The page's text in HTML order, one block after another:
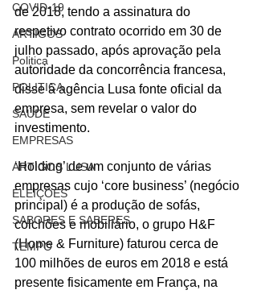
COVID-19
ARTIGOS
Politica
POLITICA
SAÚDE
EMPRESAS
ARTIGOS LUSA
ELEIÇÕES
SABORES E SABERES
TEMPO
de 2018, tendo a assinatura do
respetivo contrato ocorrido em 30 de
julho passado, após aprovação pela
autoridade da concorrência francesa,
disse à agência Lusa fonte oficial da
empresa, sem revelar o valor do
investimento.
‘Holding’ de um conjunto de várias
empresas cujo ‘core business’ (negócio
principal) é a produção de sofás,
colchões e mobiliário, o grupo H&F
(Home & Furniture) faturou cerca de
100 milhões de euros em 2018 e está
presente fisicamente em França, na